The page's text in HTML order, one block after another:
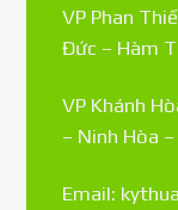
VP Phan
Đức – Hàm
VP Khánh
– Ninh Hòa
Email: